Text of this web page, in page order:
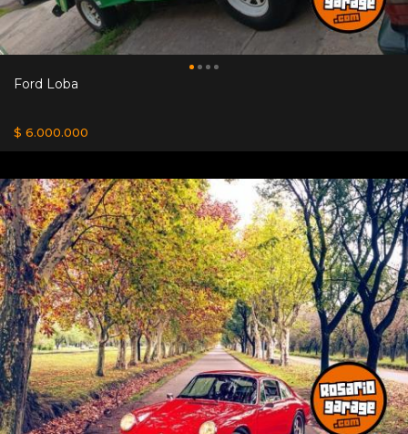
Ford Loba
$ 6.000.000